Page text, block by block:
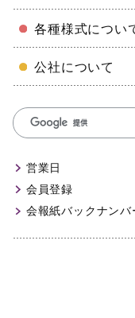
各種様式につい
公社について
営業日
会員登録
会報紙バックナンバ